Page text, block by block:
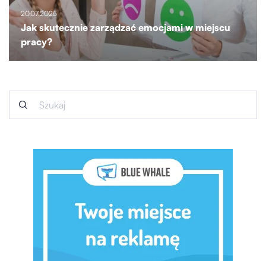
20.07.2025
Jak skutecznie zarządzać emocjami w miejscu
pracy?